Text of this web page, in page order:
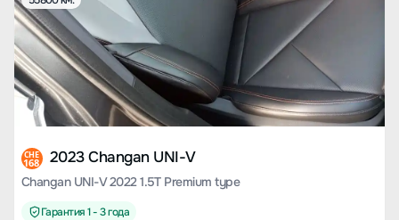
CHE
168 2023 Changan UNI-V
Changan UNI-V 2022 1.5T Premium type
Гарантия 1 - 3 года